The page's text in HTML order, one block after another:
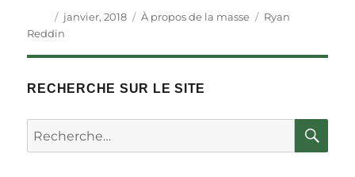
Auteur
Publié
le
janvier, 2018 Catégories
À propos de la masse Étiquettes
Ryan
Reddin
RECHERCHE SUR LE SITE
Rechercher :